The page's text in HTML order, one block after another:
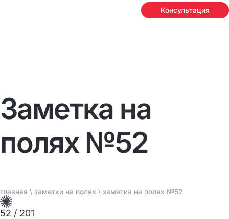
Консультация
Заметка на
полях №52
главная \ заметки на полях \ заметка на полях №52
52 / 201